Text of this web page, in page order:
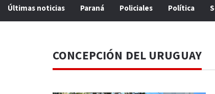
Últimas noticias Paraná Policiales Política
CONCEPCIÓN DEL URUGUAY